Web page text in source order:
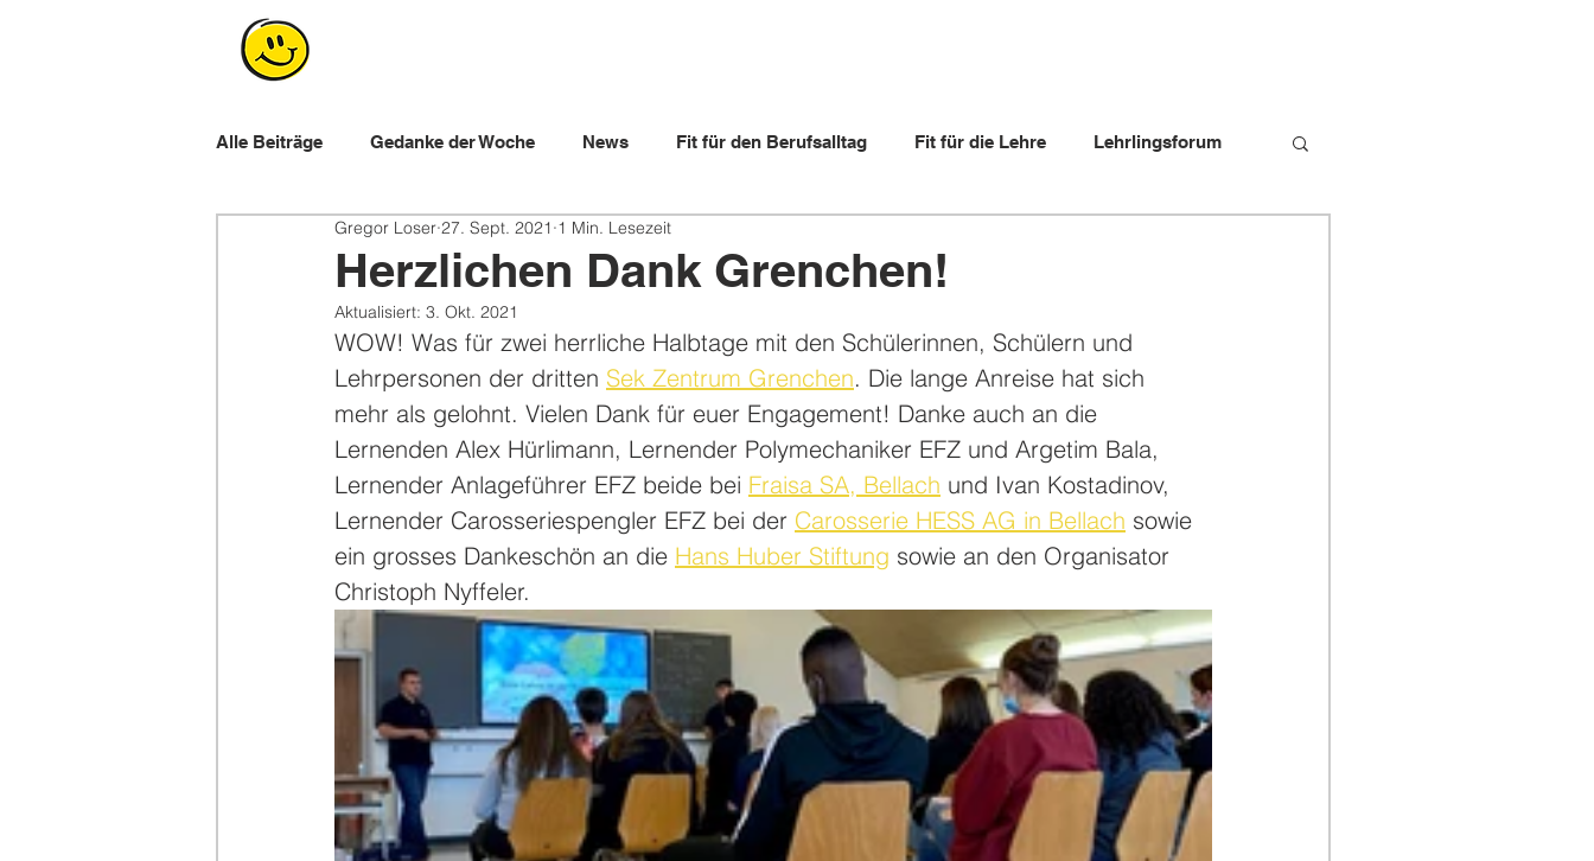
Alle Beiträge Gedanke der Woche News Fit für den Berufsalltag Fit für die Lehre Lehrlingsforum
Workshops für Lernende Eltern Lehrbetriebe
Herzlichen Dank Grenchen!
Gregor Loser 27. Sept. 2021 1 Min. Lesezeit
Aktualisiert: 3. Okt. 2021
WOW! Was für zwei herrliche Halbtage mit den Schülerinnen, Schülern und
Lehrpersonen der dritten Sek Zentrum Grenchen. Die lange Anreise hat sich
mehr als gelohnt. Vielen Dank für euer Engagement! Danke auch an die
Lernenden Alex Hürlimann, Lernender Polymechaniker EFZ und Argetim Bala,
Lernender Anlageführer EFZ beide bei Fraisa SA, Bellach und Ivan Kostadinov,
Lernender Carosseriespengler EFZ bei der Carosserie HESS AG in Bellach sowie
ein grosses Dankeschön an die Hans Huber Stiftung sowie an den Organisator
Christoph Nyffeler.